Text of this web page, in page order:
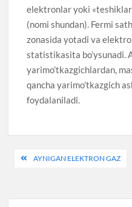
elektronlar yoki
(nomi shundan). Fermi
zonasida yotadi va
statistikasita bo’ysunadi.
yarimo’tkazgichlardan,
qancha yarimo’tkazgich
foydalaniladi.
PostAYNIGAN ELEKTRON GAZ